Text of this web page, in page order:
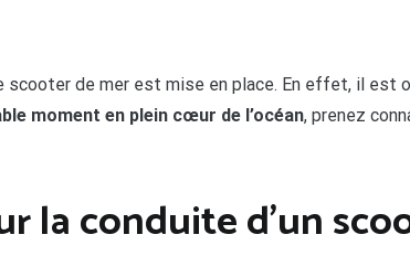
de mer est mise en place. En effet, il est
moment en plein cœur de l’océan, prenez
la conduite d’un